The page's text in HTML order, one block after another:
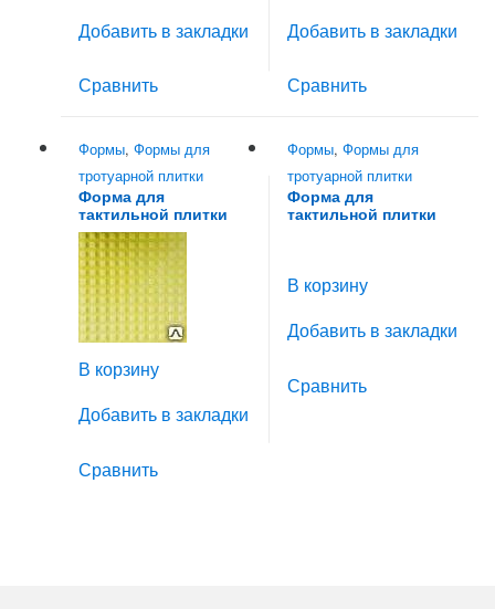
Добавить в закладки
Сравнить
Добавить в закладки
Сравнить
Формы, Формы для
тротуарной плитки
Форма для
тактильной плитки
«Квадратные рифы»
300х300х50мм
В корзину
Добавить в закладки
Сравнить
Формы, Формы для
тротуарной плитки
Форма для
тактильной плитки
В корзину
Добавить в закладки
Сравнить